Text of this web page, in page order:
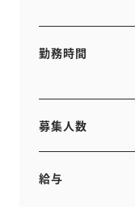
勤務時間
募集人数
給与